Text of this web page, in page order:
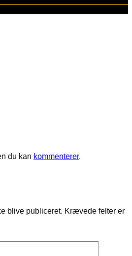
du kan kommenterer.
blive publiceret. Krævede felter er